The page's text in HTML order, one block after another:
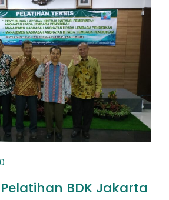
BDK Jakarta